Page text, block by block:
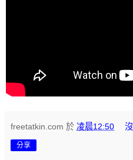
freetatkin.com 於 凌晨12:50
分享